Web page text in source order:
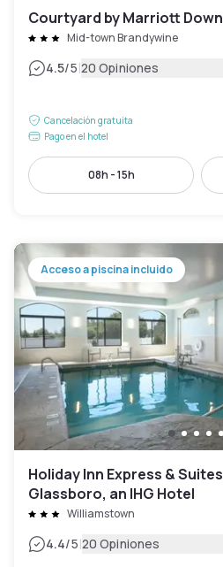
Courtyard by Marriott
Mid-town Brandywine
4.5/5|20 Opiniones
Cancelación gratuita
Pago en el hotel
08h - 15h
Acceso a piscina incluido
Holiday Inn Express &
Glassboro, an IHG Hotel
Williamstown
4.4/5|20 Opiniones